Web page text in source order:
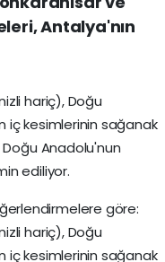
Antalya'nın
hariç), Doğu
iç kesimlerinin sağanak
Doğu Anadolu'nun
ediliyor.
göre:
hariç), Doğu
iç kesimlerinin sağanak